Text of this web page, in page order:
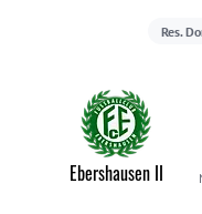
Res.
Ebershausen II